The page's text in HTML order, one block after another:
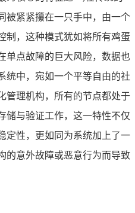
被紧紧攥在一只手中，由一个
制，这种模式犹如将所有鸡蛋
单点故障的巨大风险，数据也
统中，宛如一个平等自由的社
管理机构，所有的节点都处于
储与验证工作，这一特性不仅
定性，更如同为系统加上了一
的意外故障或恶意行为而导致